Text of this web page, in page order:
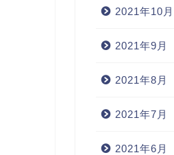
2021年10月
2021年9月
2021年8月
2021年7月
2021年6月